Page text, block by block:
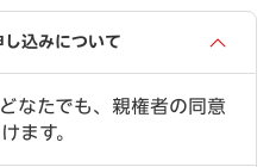
込みについて
なたでも、親権者の同意
ます。